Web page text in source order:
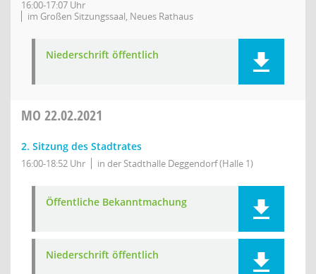
16:00-17:07 Uhr
im Großen Sitzungssaal, Neues Rathaus
Niederschrift öffentlich
MO 22.02.2021
2. Sitzung des Stadtrates
16:00-18:52 Uhr in der Stadthalle Deggendorf (Halle 1)
Öffentliche Bekanntmachung
Niederschrift öffentlich